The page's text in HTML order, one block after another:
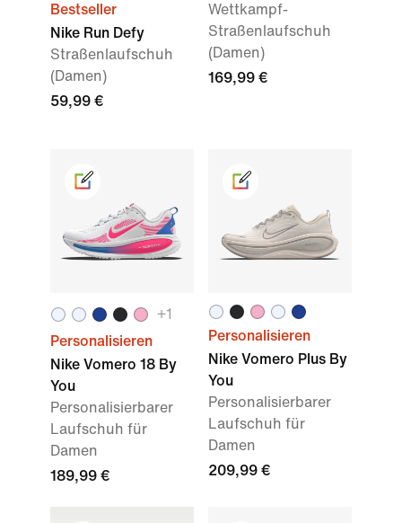
Bestseller
Nike Run Defy
Straßenlaufschuh
(Damen)
59,99 €
Wettkampf-
Straßenlaufschuh
(Damen)
169,99 €
+1
Personalisieren
Nike Vomero 18 By
You
Personalisierbarer
Laufschuh für
Damen
189,99 €
Personalisieren
Nike Vomero Plus By
You
Personalisierbarer
Laufschuh für
Damen
209,99 €